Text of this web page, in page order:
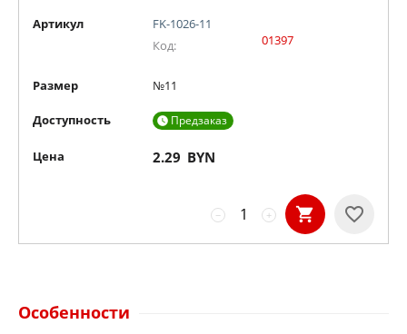
Артикул
FK-1026-11
Код:
01397
Размер №11
Доступность Предзаказ

Цена 2.29 BYN
+
−
Особенности